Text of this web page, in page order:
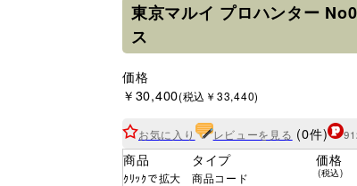
東京マルイ プロハンター
ス
価格
￥30,400(税込￥33,440)
お気に入り レビューを見る (0件)
商品
ｸﾘｯｸで拡大
タイプ
商品コード
価格
(税込)